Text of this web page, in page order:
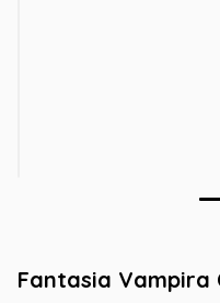
Fantasia Vampira